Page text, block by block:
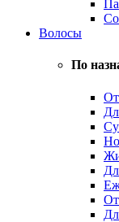
Волосы
По